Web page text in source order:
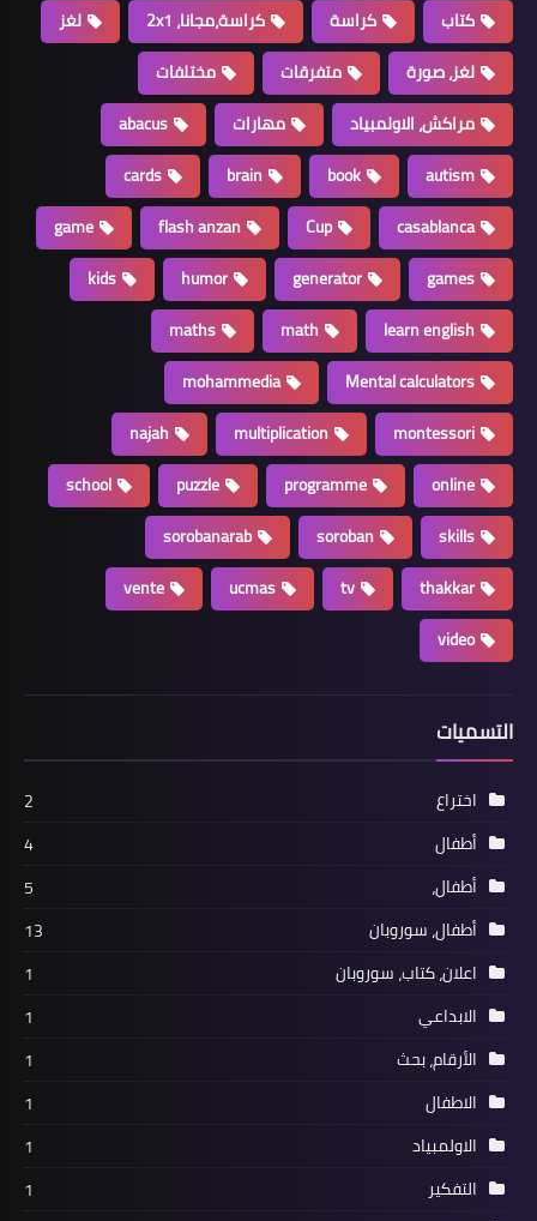
كتاب
كراسة كراسة،مجانا، 2x1
لغز
لغز، صورة
متفرقات
مختلفات
مراكش، الاولمبياد
مهارات
abacus
autism
book
brain
cards
casablanca
Cup
flash anzan
game
games
generator
humor
kids
learn english
math
maths
Mental calculators
mohammedia
montessori
multiplication
najah
online
programme
puzzle
school
skills
soroban
sorobanarab
thakkar
tv
ucmas
vente
video
التسميات
اختراع
2
أطفال
4
أطفال،
5
أطفال، سوروبان
13
اعلان، كتاب، سوروبان
1
الابداعي
1
الأرقام، بحث
1
الاطفال
1
الاولمبياد
1
التفكير
1